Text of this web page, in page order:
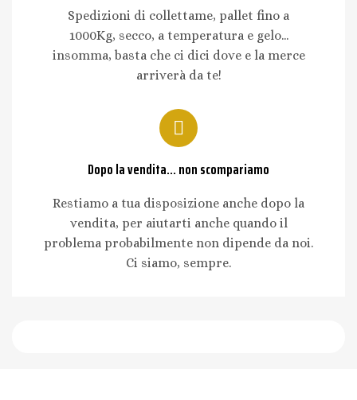
Spedizioni di collettame, pallet fino a
1000Kg, secco, a temperatura e gelo...
insomma, basta che ci dici dove e la merce
arriverà da te!
Dopo la vendita... non scompariamo
Restiamo a tua disposizione anche dopo la
vendita, per aiutarti anche quando il
problema probabilmente non dipende da noi.
Ci siamo, sempre.